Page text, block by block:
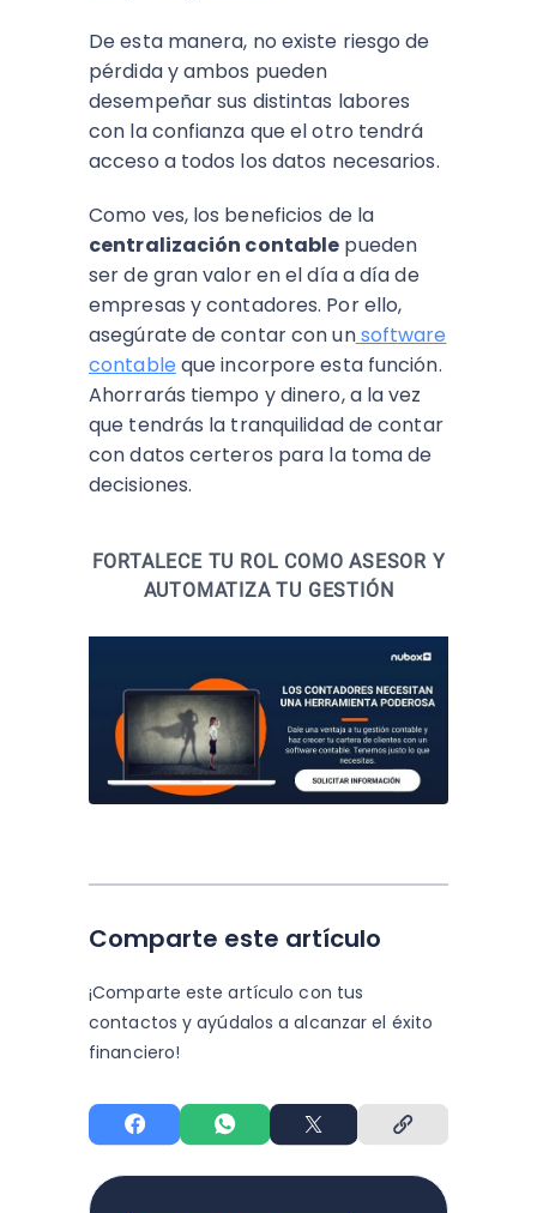
De esta manera, no existe riesgo de
pérdida y ambos pueden
desempeñar sus distintas labores
con la confianza que el otro tendrá
acceso a todos los datos necesarios.
Como ves, los beneficios de la
centralización contable pueden
ser de gran valor en el día a día de
empresas y contadores. Por ello,
asegúrate de contar con unsoftware
contable que incorpore esta función.
Ahorrarás tiempo y dinero, a la vez
que tendrás la tranquilidad de contar
con datos certeros para la toma de
decisiones.
FORTALECE TU ROL COMO ASESOR Y
AUTOMATIZA TU GESTIÓN
Comparte este artículo
¡Comparte este artículo con tus
contactos y ayúdalos a alcanzar el éxito
financiero!